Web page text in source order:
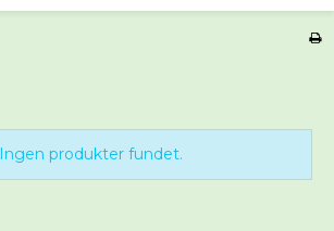
Ingen produkter fundet.